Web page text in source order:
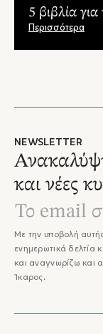
5 βιβλία
Περισσότερα
NEWSLETTER
και νέες
Με την υποβολή
ενημερωτικά δελτία
και αναγνωρίζω και
Ίκαρος.